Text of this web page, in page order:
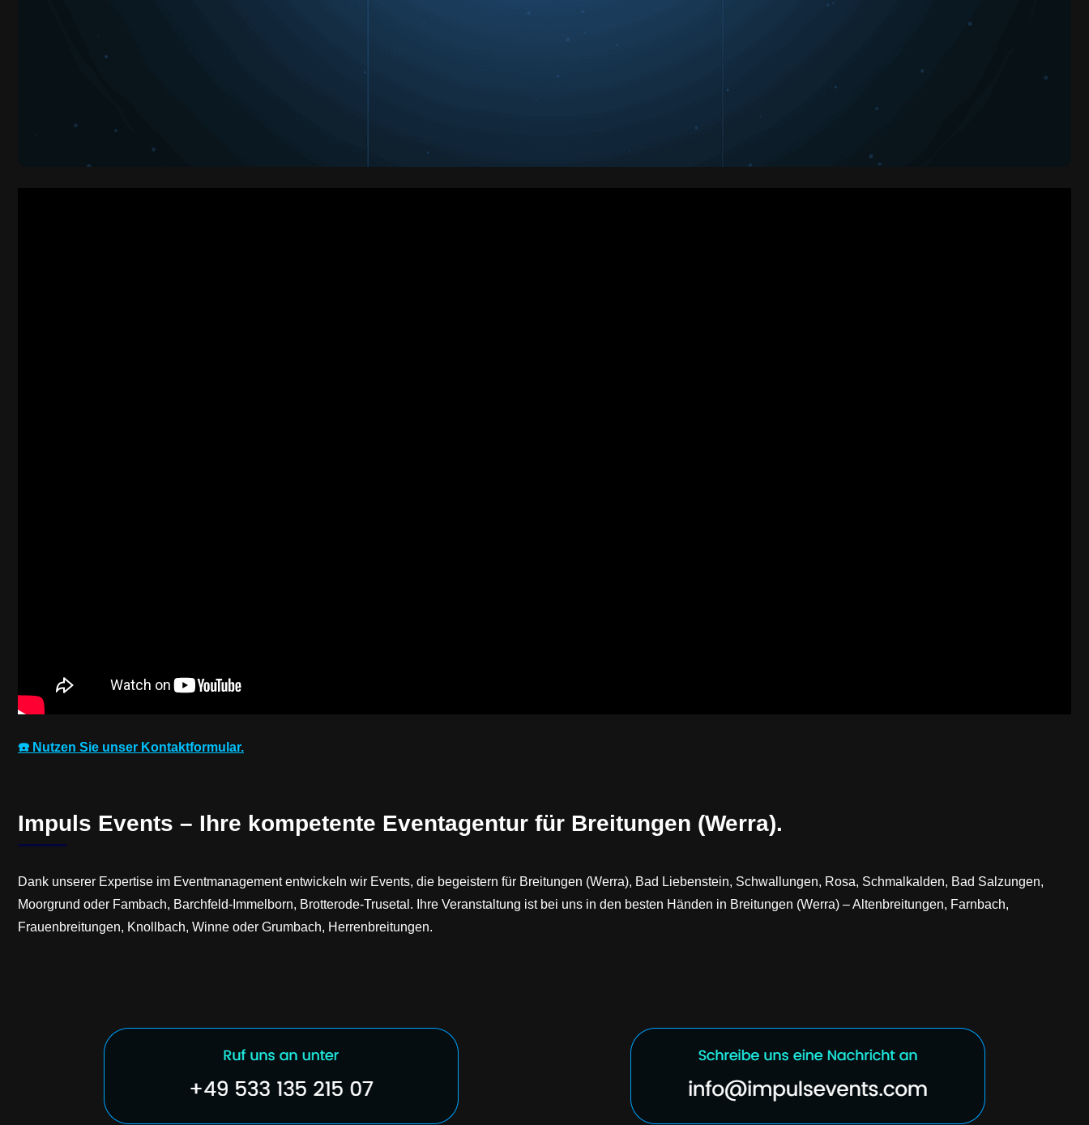
☎️ Nutzen Sie unser Kontaktformular.
Impuls Events – Ihre kompetente Eventagentur für Breitungen (Werra).
Dank unserer Expertise im Eventmanagement entwickeln wir Events, die begeistern für Breitungen (Werra), Bad Liebenstein, Schwallungen, Rosa, Schmalkalden, Bad Salzungen,
Moorgrund oder Fambach, Barchfeld-Immelborn, Brotterode-Trusetal. Ihre Veranstaltung ist bei uns in den besten Händen in Breitungen (Werra) – Altenbreitungen, Farnbach,
Frauenbreitungen, Knollbach, Winne oder Grumbach, Herrenbreitungen.